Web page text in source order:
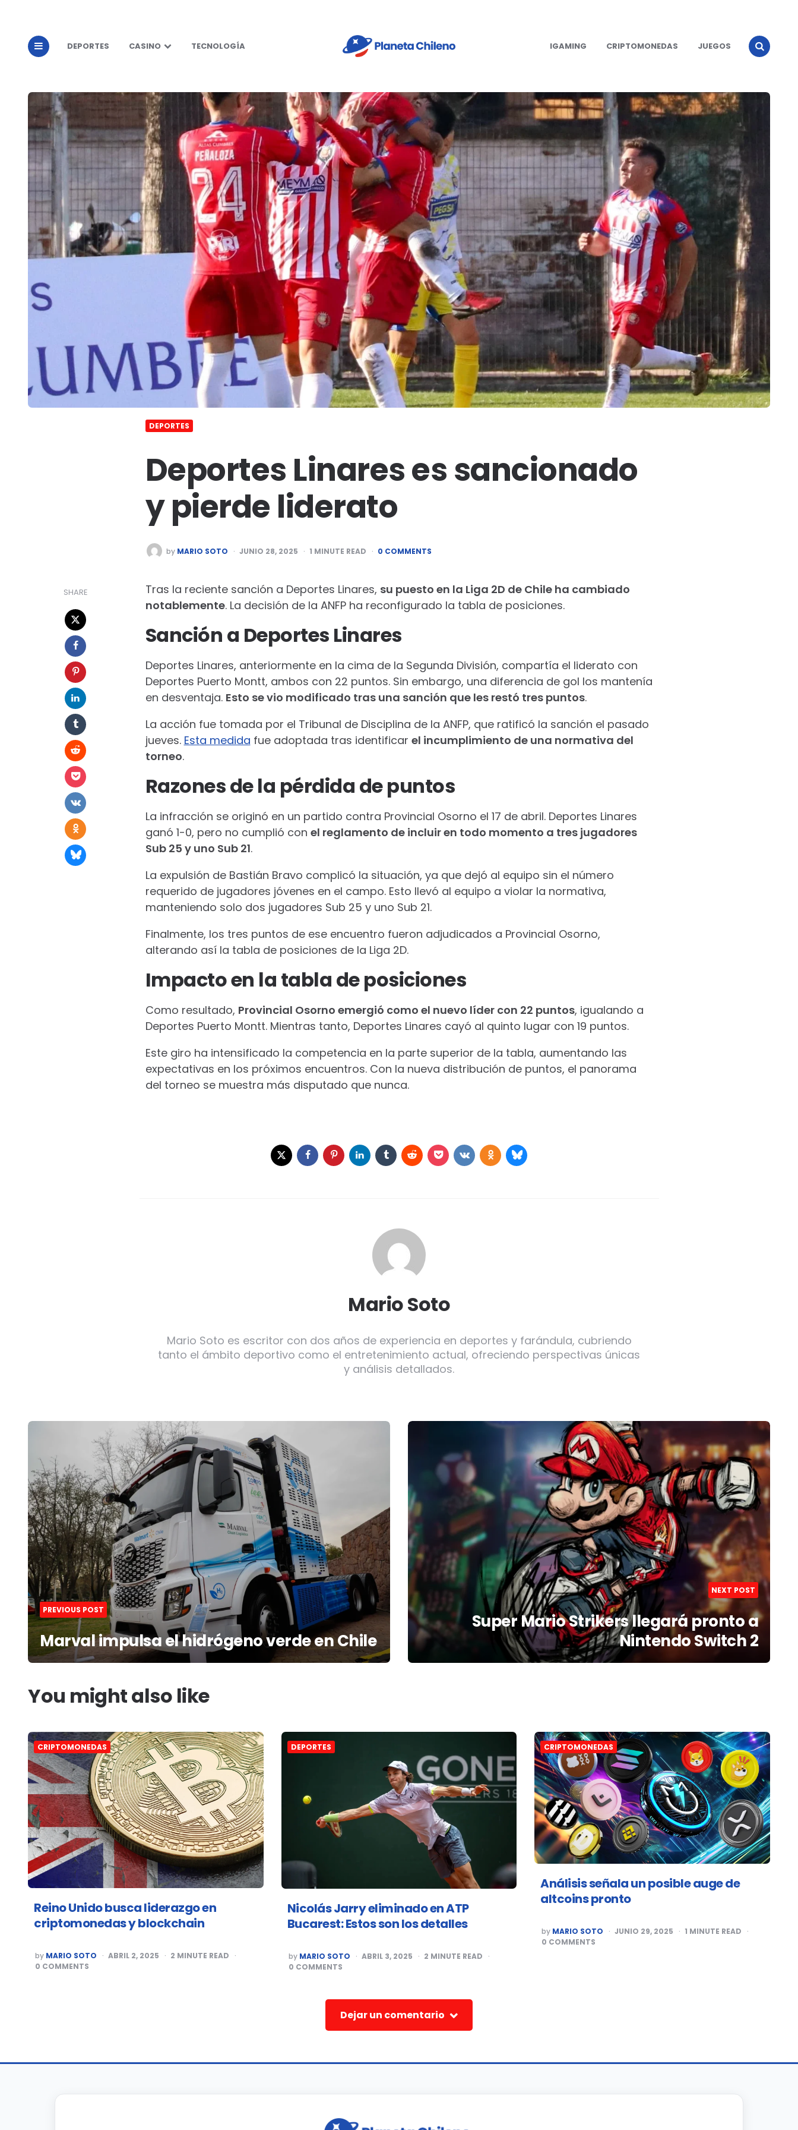
DEPORTES CASINO TECNOLOGÍA IGAMING CRIPTOMONEDAS JUEGOS
DEPORTES
Deportes Linares es sancionado
y pierde liderato
POSTED
BY
by MARIO SOTO JUNIO 28, 2025 1 MINUTE READ 0 COMMENTS
SHARE Tras la reciente sanción a Deportes Linares, su puesto en la Liga 2D de Chile ha cambiado
notablemente. La decisión de la ANFP ha reconfigurado la tabla de posiciones.
Sanción a Deportes Linares
Deportes Linares, anteriormente en la cima de la Segunda División, compartía el liderato con
Deportes Puerto Montt, ambos con 22 puntos. Sin embargo, una diferencia de gol los mantenía
en desventaja. Esto se vio modificado tras una sanción que les restó tres puntos.
La acción fue tomada por el Tribunal de Disciplina de la ANFP, que ratificó la sanción el pasado
jueves. Esta medida fue adoptada tras identificar el incumplimiento de una normativa del
torneo.
Razones de la pérdida de puntos
La infracción se originó en un partido contra Provincial Osorno el 17 de abril. Deportes Linares
ganó 1-0, pero no cumplió con el reglamento de incluir en todo momento a tres jugadores
Sub 25 y uno Sub 21.
La expulsión de Bastián Bravo complicó la situación, ya que dejó al equipo sin el número
requerido de jugadores jóvenes en el campo. Esto llevó al equipo a violar la normativa,
manteniendo solo dos jugadores Sub 25 y uno Sub 21.
Finalmente, los tres puntos de ese encuentro fueron adjudicados a Provincial Osorno,
alterando así la tabla de posiciones de la Liga 2D.
Impacto en la tabla de posiciones
Como resultado, Provincial Osorno emergió como el nuevo líder con 22 puntos, igualando a
Deportes Puerto Montt. Mientras tanto, Deportes Linares cayó al quinto lugar con 19 puntos.
Este giro ha intensificado la competencia en la parte superior de la tabla, aumentando las
expectativas en los próximos encuentros. Con la nueva distribución de puntos, el panorama
del torneo se muestra más disputado que nunca.
Mario Soto
Mario Soto es escritor con dos años de experiencia en deportes y farándula, cubriendo
tanto el ámbito deportivo como el entretenimiento actual, ofreciendo perspectivas únicas
y análisis detallados.
Post
navigation
PREVIOUS POST
Marval impulsa el hidrógeno verde en Chile
NEXT POST
Super Mario Strikers llegará pronto a
Nintendo Switch 2
You might also like
CRIPTOMONEDAS
Reino Unido busca liderazgo en
criptomonedas y blockchain
POSTED
BY
by MARIO SOTO ABRIL 2, 2025 2 MINUTE READ
0 COMMENTS
DEPORTES
Nicolás Jarry eliminado en ATP
Bucarest: Estos son los detalles
POSTED
BY
by MARIO SOTO ABRIL 3, 2025 2 MINUTE READ
0 COMMENTS
CRIPTOMONEDAS
Análisis señala un posible auge de
altcoins pronto
POSTED
BY
by MARIO SOTO JUNIO 29, 2025 1 MINUTE READ
0 COMMENTS
Dejar un comentario